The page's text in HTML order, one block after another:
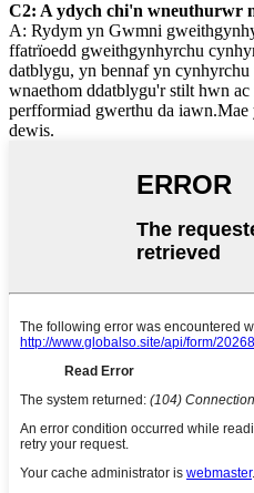
C2: A ydych chi'n wneuthurwr
A: Rydym yn Gwmni
ffatrïoedd gweithgynhyrchu
datblygu, yn bennaf yn
wnaethom ddatblygu'r stilt hwn
perfformiad gwerthu da
dewis.